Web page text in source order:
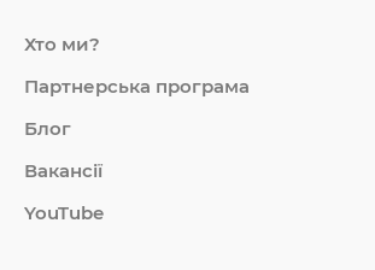
Хто ми?
Партнерська програма
Блог
Вакансії
YouTube